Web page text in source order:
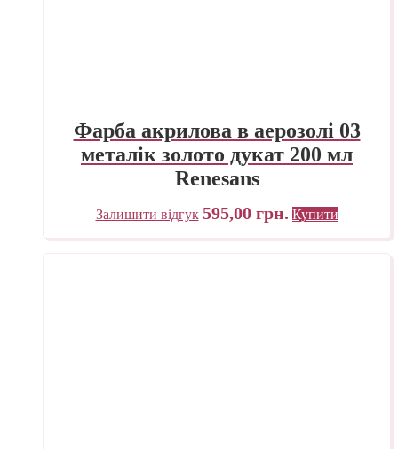
Фарба акрилова в аерозолі 03
металік золото дукат 200 мл
Renesans
Залишити відгук 595,00 грн. Купити